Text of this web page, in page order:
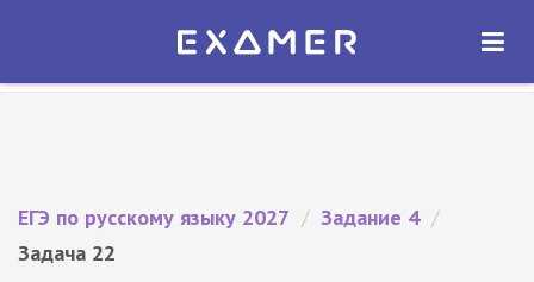
Экзамер — ЕГЭ 2027
ОТКРЫТЬ
ЕГЭ по русскому языку 2027 / Задание 4 /
Задача 22